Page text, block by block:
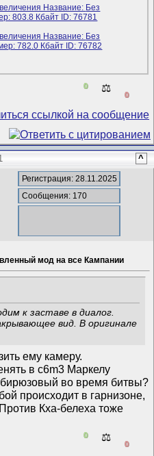
0 ⚖️
0
^
Регистрация: 28.11.2025
Сообщения: 170
мод на все Кампании
к заставе в диалог.
вид. В оригинале
ему камеру.
в c6m3 Маркелу
бирюзовый во время битвы?
происходит в гарнизоне,
Кха-белеха тоже
0 ⚖️
0